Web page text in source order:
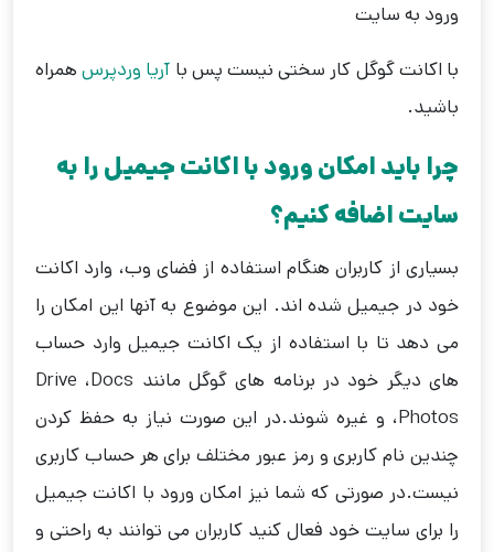
ورود به سایت
با اکانت گوگل کار سختی نیست پس با آریا وردپرسهمراه
باشید.
چرا باید امکان ورود با اکانت جیمیل را به
سایت اضافه کنیم؟
بسیاری از کاربران هنگام استفاده از فضای وب، وارد اکانت
خود در جیمیل شده اند. این موضوع به آنها این امکان را
می دهد تا با استفاده از یک اکانت جیمیل وارد حساب
های دیگر خود در برنامه های گوگل مانند Drive ،Docs
،Photos و غیره شوند.در این صورت نیاز به حفظ کردن
چندین نام کاربری و رمز عبور مختلف برای هر حساب کاربری
نیست.در صورتی که شما نیز امکان ورود با اکانت جیمیل
را برای سایت خود فعال کنید کاربران می توانند به راحتی و